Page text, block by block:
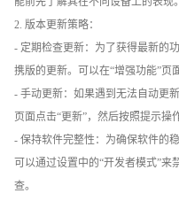
2. 版本更新策略：
- 定期检查更新：为了获得最新的
携版的更新。可以在“增强功能”页
- 手动更新：如果遇到无法自动更
页面点击“更新”，然后按照提示操作
- 保持软件完整性：为确保软件的
可以通过设置中的“开发者模式”
查。